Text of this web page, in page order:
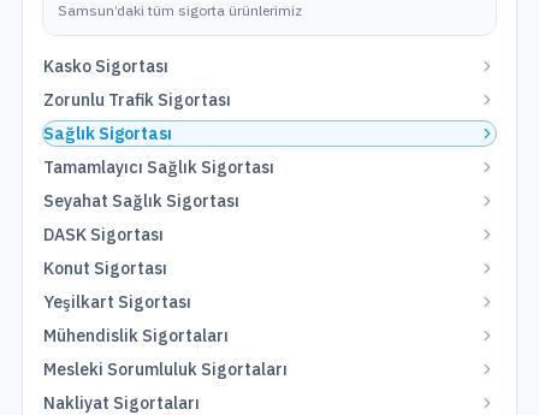
Samsun’daki tüm sigorta ürünlerimiz
Kasko Sigortası
Zorunlu Trafik Sigortası
Sağlık Sigortası
Tamamlayıcı Sağlık Sigortası
Seyahat Sağlık Sigortası
DASK Sigortası
Konut Sigortası
Yeşilkart Sigortası
Mühendislik Sigortaları
Mesleki Sorumluluk Sigortaları
Nakliyat Sigortaları